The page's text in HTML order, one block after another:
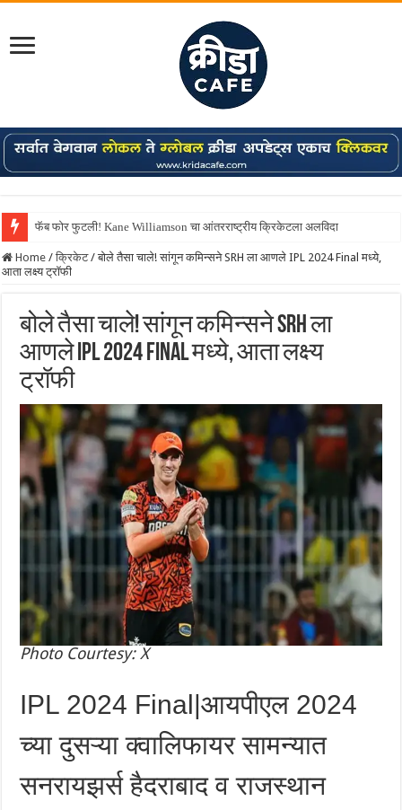
फॅब फोर फुटली! Kane Williamson चा आंतरराष्ट्रीय क्रिकेटला अलविदा
Shreyas Iyer कॅप्टन झाला! टी20 ची पुन्हा मुंबईकराच्या खांद्यावर, एशियन गेम्स…
Home / क्रिकेट / बोले तैसा चाले! सांगून कमिन्सने SRH ला आणले IPL 2024 Final मध्ये,
आता लक्ष्य ट्रॉफी
बोले तैसा चाले! सांगून कमिन्सने SRH ला
आणले IPL 2024 Final मध्ये, आता लक्ष्य
ट्रॉफी
Photo Courtesy: X
IPL 2024 Final|आयपीएल 2024
च्या दुसऱ्या क्वालिफायर सामन्यात
सनरायझर्स हैदराबाद व राजस्थान